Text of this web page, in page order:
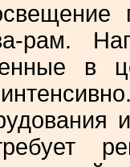
рам.
в